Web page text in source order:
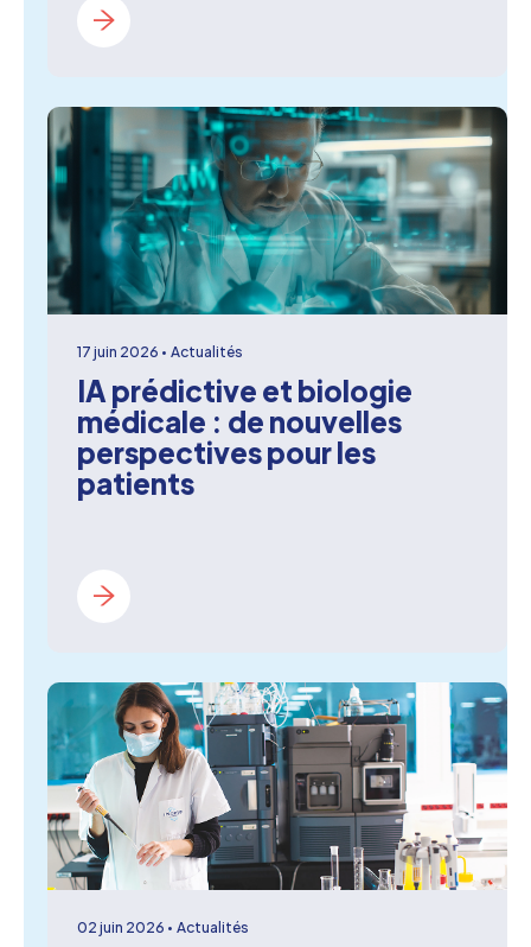
17 juin 2026 Actualités
IA prédictive et biologie
médicale : de nouvelles
perspectives pour les
patients
02 juin 2026 Actualités